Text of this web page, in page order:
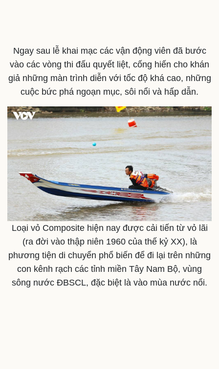
Sức khỏe
Dinh dưỡng - món ngon
Cây thuốc
Sản phụ khoa
Nhi khoa
Nam khoa
Làm đẹp - giảm cân
Phòng mạch online
Ăn sạch sống khỏe
Đời sống
Nhà đẹp
Blog
Tình yêu - Gia đình
Ngay sau lễ khai mạc các vận động viên đã bước
vào các vòng thi đấu quyết liệt, cống hiến cho khán
giả những màn trình diễn với tốc độ khá cao, những
cuộc bức phá ngoạn mục, sôi nổi và hấp dẫn.
Loại vỏ Composite hiện nay được cải tiến từ vỏ lãi
(ra đời vào thập niên 1960 của thế kỷ XX), là
phương tiện di chuyển phổ biến để đi lại trên những
con kênh rạch các tỉnh miền Tây Nam Bộ, vùng
sông nước ĐBSCL, đặc biệt là vào mùa nước nổi.